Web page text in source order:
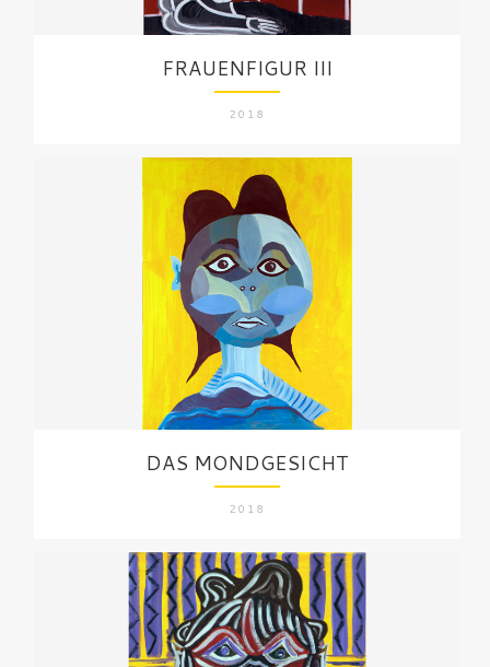
FRAUENFIGUR III
2018
DAS MONDGESICHT
2018